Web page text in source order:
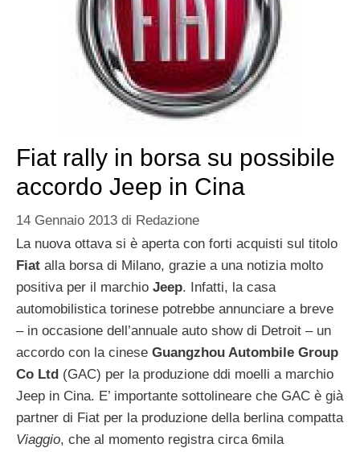
Fiat rally in borsa su possibile
accordo Jeep in Cina
14 Gennaio 2013 di Redazione
La nuova ottava si è aperta con forti acquisti sul titolo
Fiat alla borsa di Milano, grazie a una notizia molto
positiva per il marchio Jeep. Infatti, la casa
automobilistica torinese potrebbe annunciare a breve
– in occasione dell’annuale auto show di Detroit – un
accordo con la cinese Guangzhou Autombile Group
Co Ltd (GAC) per la produzione ddi moelli a marchio
Jeep in Cina. E’ importante sottolineare che GAC è già
partner di Fiat per la produzione della berlina compatta
Viaggio, che al momento registra circa 6mila